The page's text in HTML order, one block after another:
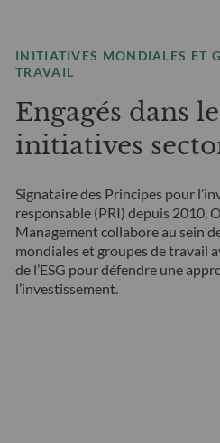
INITIATIVES MONDIALES ET
TRAVAIL
Engagés dans
initiatives
Signataire des Principes pour
responsable (PRI) depuis 2010,
Management collabore au sein
mondiales et groupes de travail
de l’ESG pour défendre une
l’investissement.